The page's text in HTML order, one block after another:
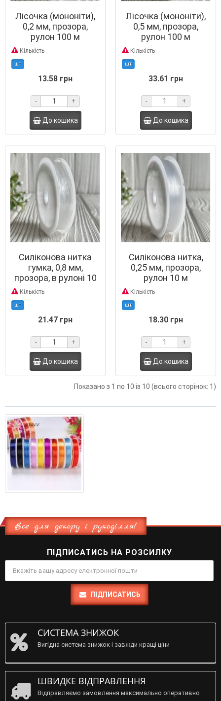
Лісочка (мононіти),
0,2 мм, прозора,
рулон 100 м
Кількість
шт
13.58 грн
- +
До кошика
Лісочка (мононіти),
0,5 мм, прозора,
рулон 100 м
Кількість
шт
33.61 грн
- +
До кошика
Силіконова нитка
гумка, 0,8 мм,
прозора, в рулоні 10
Кількість
шт
21.47 грн
- +
До кошика
Силіконова нитка,
0,25 мм, прозора,
рулон 10 м
Кількість
шт
18.30 грн
- +
До кошика
Показано з 1 по 10 із 10 (всього сторінок: 1)
Все для декору і рукоділля!
ПІДПИСАТИСЬ НА РОЗСИЛКУ
ПІДПИСАТИСЬ
СИСТЕМА ЗНИЖОК
Вигідна система знижок і завжди кращі ціни
ШВИДКЕ ВІДПРАВЛЕННЯ
Відправляємо замовлення максимально оперативно